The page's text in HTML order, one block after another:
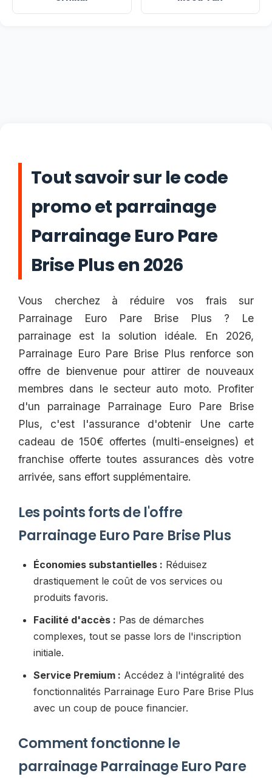
Tout savoir sur le code
promo et parrainage
Parrainage Euro Pare
Brise Plus en 2026
Vous cherchez à réduire vos frais sur
Parrainage Euro Pare Brise Plus ? Le
parrainage est la solution idéale. En 2026,
Parrainage Euro Pare Brise Plus renforce son
offre de bienvenue pour attirer de nouveaux
membres dans le secteur auto moto. Profiter
d'un parrainage Parrainage Euro Pare Brise
Plus, c'est l'assurance d'obtenir Une carte
cadeau de 150€ offertes (multi-enseignes) et
franchise offerte toutes assurances dès votre
arrivée, sans effort supplémentaire.
Les points forts de l'offre
Parrainage Euro Pare Brise Plus
Économies substantielles : Réduisez
drastiquement le coût de vos services ou
produits favoris.
Facilité d'accès : Pas de démarches
complexes, tout se passe lors de l'inscription
initiale.
Service Premium : Accédez à l'intégralité des
fonctionnalités Parrainage Euro Pare Brise Plus
avec un coup de pouce financier.
Comment fonctionne le
parrainage Parrainage Euro Pare